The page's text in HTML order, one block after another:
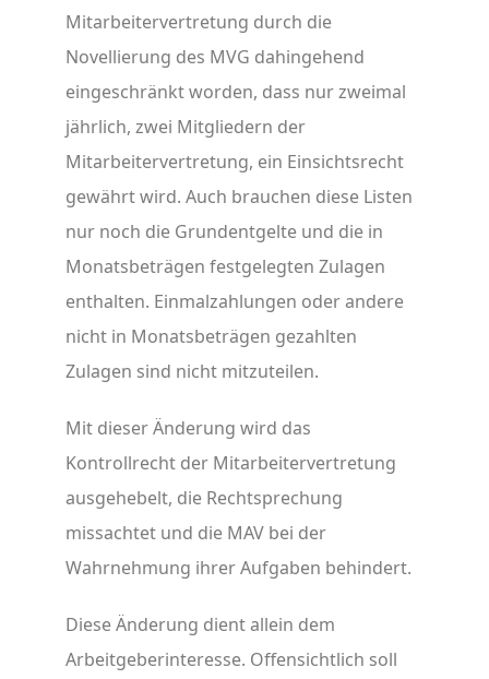
Mitarbeitervertretung durch die
Novellierung des MVG dahingehend
eingeschränkt worden, dass nur zweimal
jährlich, zwei Mitgliedern der
Mitarbeitervertretung, ein Einsichtsrecht
gewährt wird. Auch brauchen diese Listen
nur noch die Grundentgelte und die in
Monatsbeträgen festgelegten Zulagen
enthalten. Einmalzahlungen oder andere
nicht in Monatsbeträgen gezahlten
Zulagen sind nicht mitzuteilen.
Mit dieser Änderung wird das
Kontrollrecht der Mitarbeitervertretung
ausgehebelt, die Rechtsprechung
missachtet und die MAV bei der
Wahrnehmung ihrer Aufgaben behindert.
Diese Änderung dient allein dem
Arbeitgeberinteresse. Offensichtlich soll